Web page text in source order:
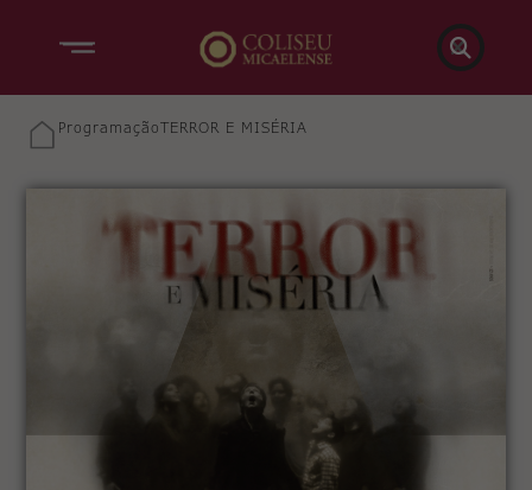

ProgramaçãoTERROR E MISÉRIA